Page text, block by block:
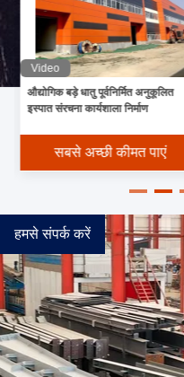
Video
औद्योगिक बड़े धातु पूर्वनिर्मित अनुकूलित
इस्पात संरचना कार्यशाला निर्माण
सबसे अच्छी कीमत पाएं
हमसे संपर्क करें